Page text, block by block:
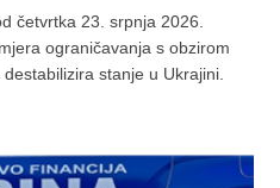
četvrtka 23. srpnja 2026.
ograničavanja s obzirom
stanje u Ukrajini.